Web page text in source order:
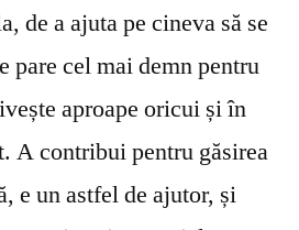
de a ajuta pe cineva să se
pare cel mai demn pentru
aproape oricui și în
A contribui pentru găsirea
e un astfel de ajutor, și